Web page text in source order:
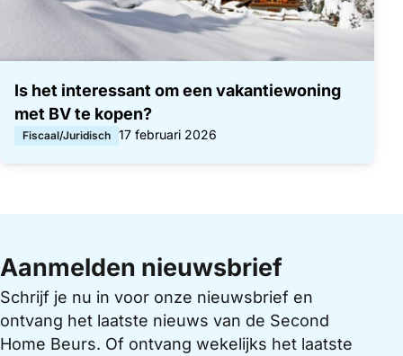
Is het interessant om een vakantiewoning
met BV te kopen?
Fiscaal/Juridisch Gepubliceerd op:
17 februari 2026
Aanmelden nieuwsbrief
Schrijf je nu in voor onze nieuwsbrief en
ontvang het laatste nieuws van de Second
Home Beurs. Of ontvang wekelijks het laatste